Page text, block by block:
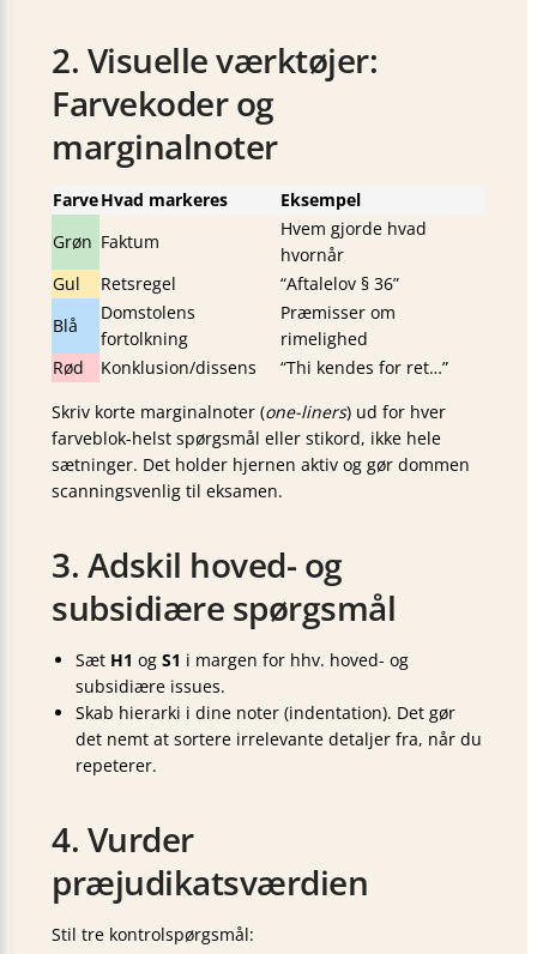
2. Visuelle værktøjer:
Farvekoder og
marginalnoter
FarveHvad markeres
Eksempel
Grøn Faktum
Hvem gjorde hvad
hvornår
Gul
Retsregel
“Aftalelov § 36”
Blå
Domstolens
fortolkning
Præmisser om
rimelighed
Rød
Konklusion/dissens
“Thi kendes for ret…”
Skriv korte marginalnoter (one-liners) ud for hver
farveblok-helst spørgsmål eller stikord, ikke hele
sætninger. Det holder hjernen aktiv og gør dommen
scanningsvenlig til eksamen.
3. Adskil hoved- og
subsidiære spørgsmål
Sæt H1 og S1 i margen for hhv. hoved- og
subsidiære issues.
Skab hierarki i dine noter (indentation). Det gør
det nemt at sortere irrelevante detaljer fra, når du
repeterer.
4. Vurder
præjudikatsværdien
Stil tre kontrolspørgsmål: